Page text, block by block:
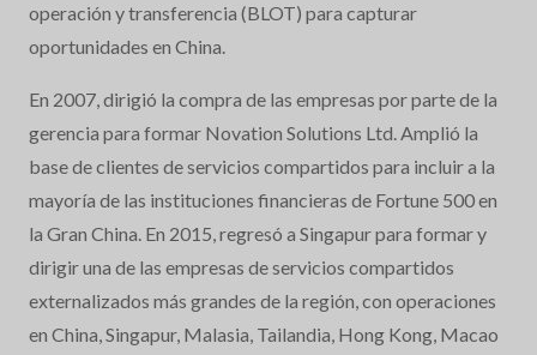
operación y transferencia (BLOT) para capturar
oportunidades en China.
En 2007, dirigió la compra de las empresas por parte de la
gerencia para formar Novation Solutions Ltd. Amplió la
base de clientes de servicios compartidos para incluir a la
mayoría de las instituciones financieras de Fortune 500 en
la Gran China. En 2015, regresó a Singapur para formar y
dirigir una de las empresas de servicios compartidos
externalizados más grandes de la región, con operaciones
en China, Singapur, Malasia, Tailandia, Hong Kong, Macao